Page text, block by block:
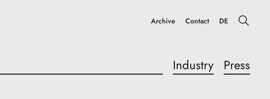
Industry Press
Archive Contact DE